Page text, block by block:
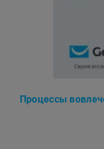
Процессы